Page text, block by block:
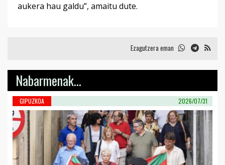
aukera hau galdu”, amaitu dute.
Ezagutzera eman
Nabarmenak...
GIPUZKOA 2026/07/31